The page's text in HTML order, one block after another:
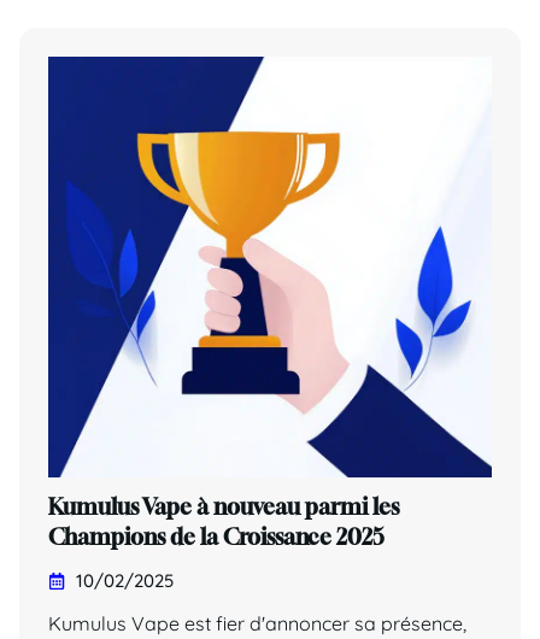
Kumulus Vape à nouveau parmi les
Champions de la Croissance 2025
10/02/2025
Kumulus Vape est fier d'annoncer sa présence,